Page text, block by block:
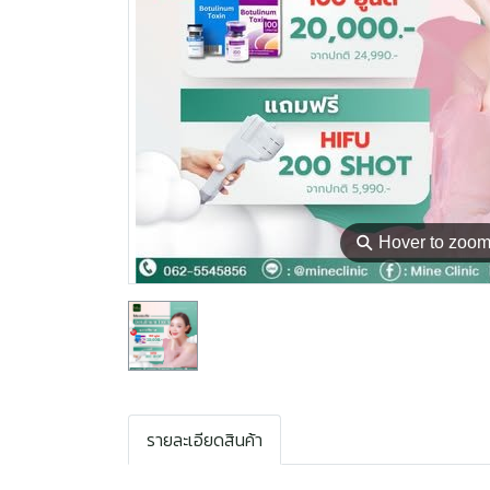
⚲ Hover to zoom
รายละเอียดสินค้า